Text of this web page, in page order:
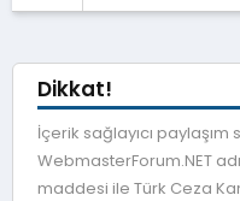
Dikkat!
İçerik sağlayıcı
WebmasterForum.NET
maddesi ile Türk Ceza